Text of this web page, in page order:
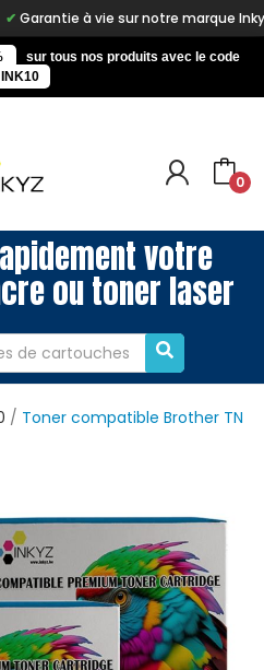
Garantie à vie sur notre marque Inkyz
sur tous nos produits avec le code
INK10
0
votre
ou toner laser
Toner compatible Brother TN